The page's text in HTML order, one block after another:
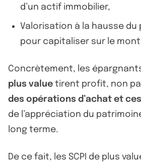
d’un actif immobilier,
Valorisation à la hausse du
pour capitaliser sur le
Concrètement, les
plus value tirent profit, non
des opérations d’achat et
de l’appréciation du
long terme.
De ce fait, les SCPI de plus